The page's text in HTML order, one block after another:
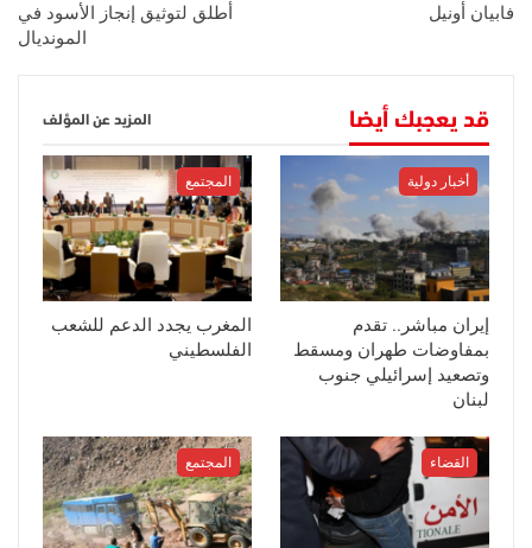
فابيان أونيل
أطلق لتوثيق إنجاز الأسود في
المونديال
قد يعجبك أيضا المزيد عن المؤلف
أخبار دولية
إيران مباشر.. تقدم
بمفاوضات طهران ومسقط
وتصعيد إسرائيلي جنوب
لبنان
المجتمع
المغرب يجدد الدعم للشعب
الفلسطيني
القضاء المجتمع